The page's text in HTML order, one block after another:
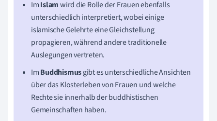
ImIslamwird die Rolle der Frauen ebenfalls
unterschiedlich interpretiert, wobei einige
islamische Gelehrte eine Gleichstellung
propagieren, während andere traditionelle
Auslegungen vertreten.
ImBuddhismusgibt es unterschiedliche Ansichten
über das Klosterleben von Frauen und welche
Rechte sie innerhalb der buddhistischen
Gemeinschaften haben.